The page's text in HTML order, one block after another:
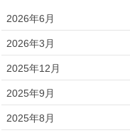
2026年6月
2026年3月
2025年12月
2025年9月
2025年8月